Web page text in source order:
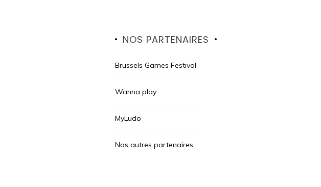
NOS PARTENAIRES
Brussels Games Festival
Wanna play
MyLudo
Nos autres partenaires